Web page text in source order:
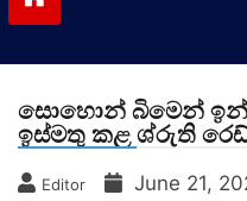
සොහොන් බිමෙන්
ඉස්මතු කළ ශ්රුති
Editor June 21,